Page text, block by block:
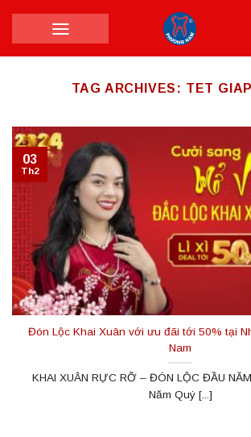
TAG ARCHIVES: TET
Đón Lộc Khai Xuân với ưu đãi tới 50% tại
Nam
KHAI XUÂN RỰC RỠ – ĐÓN LỘC ĐẦU
Năm Quý [...]
03
Th2